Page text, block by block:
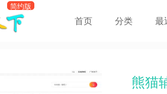
首页 分类 最
熊猫